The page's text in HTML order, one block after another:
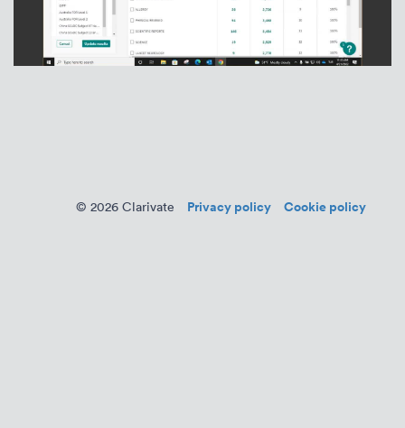
© 2026 Clarivate Privacy policy Cookie policy